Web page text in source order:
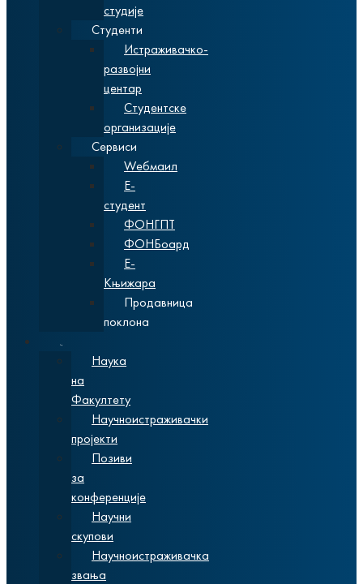
студије
Студенти
Истраживачко-
развојни
центар
Студентске
организације
Сервиси
Wебмаил
Е-
студент
ФОНГПТ
ФОНБоард
Е-
Књижара
Продавница
поклона
Наука
на
Факултету
Научноистраживачки
пројекти
Позиви
за
конференције
Научни
скупови
Научноистраживачка
звања